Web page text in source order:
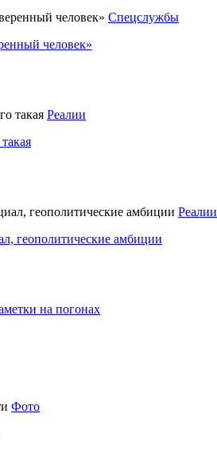
Спецслужбы
человек»
Реалии
Реалии
геополитические амбиции
на погонах
Фото